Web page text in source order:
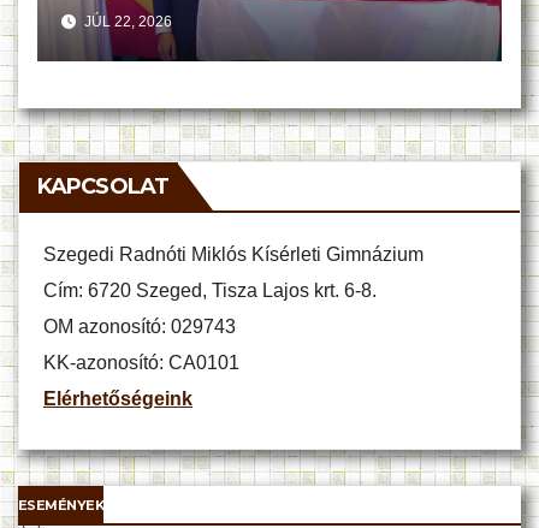
JÚL 22, 2026
KAPCSOLAT
Szegedi Radnóti Miklós Kísérleti Gimnázium
Cím: 6720 Szeged, Tisza Lajos krt. 6-8.
OM azonosító: 029743
KK-azonosító: CA0101
Elérhetőségeink
ESEMÉNYEK